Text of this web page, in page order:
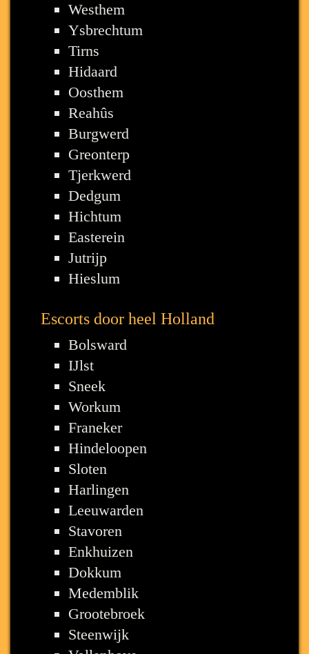
Westhem
Ysbrechtum
Tirns
Hidaard
Oosthem
Reahûs
Burgwerd
Greonterp
Tjerkwerd
Dedgum
Hichtum
Easterein
Jutrijp
Hieslum
Escorts door heel Holland
Bolsward
IJlst
Sneek
Workum
Franeker
Hindeloopen
Sloten
Harlingen
Leeuwarden
Stavoren
Enkhuizen
Dokkum
Medemblik
Grootebroek
Steenwijk